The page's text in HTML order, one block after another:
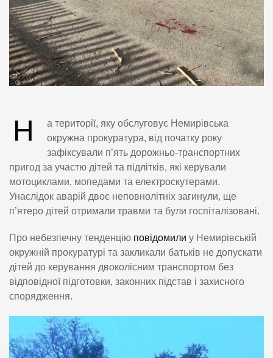
Н
а території, яку обслуговує Немирівська
окружна прокуратура, від початку року
зафіксували п’ять дорожньо-транспортних
пригод за участю дітей та підлітків, які керували
мотоциклами, мопедами та електроскутерами.
Унаслідок аварій двоє неповнолітніх загинули, ще
п’ятеро дітей отримали травми та були госпіталізовані.
Про небезпечну тенденцію повідомили у Немирівській
окружній прокуратурі та закликали батьків не допускати
дітей до керування двоколісним транспортом без
відповідної підготовки, законних підстав і захисного
спорядження.